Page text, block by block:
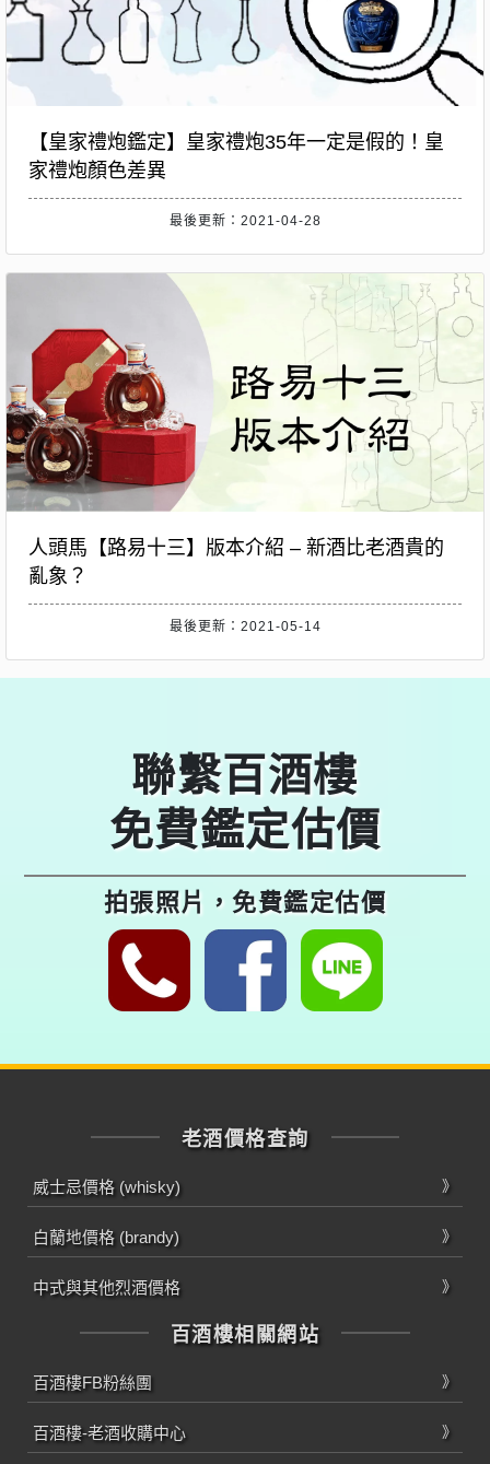
【皇家禮炮鑑定】皇家禮炮35年一定是假的！皇
家禮炮顏色差異
最後更新：2021-04-28
人頭馬【路易十三】版本介紹 – 新酒比老酒貴的
亂象？
最後更新：2021-05-14
聯繫百酒樓
免費鑑定估價
拍張照片，免費鑑定估價
老酒價格查詢
威士忌價格 (whisky)
白蘭地價格 (brandy)
中式與其他烈酒價格
百酒樓相關網站
百酒樓FB粉絲團
百酒樓-老酒收購中心